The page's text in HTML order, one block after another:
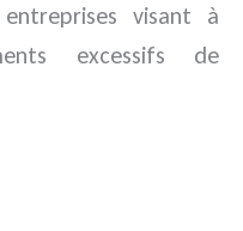
visant à
excessifs de